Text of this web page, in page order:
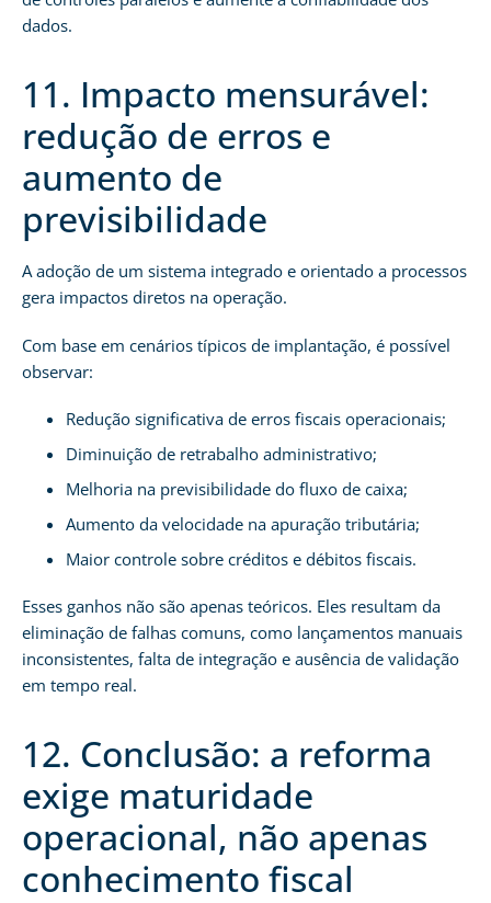
dados.
11. Impacto mensurável:
redução de erros e
aumento de
previsibilidade
A adoção de um sistema integrado e orientado a processos
gera impactos diretos na operação.
Com base em cenários típicos de implantação, é possível
observar:
Redução significativa de erros fiscais operacionais;
Diminuição de retrabalho administrativo;
Melhoria na previsibilidade do fluxo de caixa;
Aumento da velocidade na apuração tributária;
Maior controle sobre créditos e débitos fiscais.
Esses ganhos não são apenas teóricos. Eles resultam da
eliminação de falhas comuns, como lançamentos manuais
inconsistentes, falta de integração e ausência de validação
em tempo real.
12. Conclusão: a reforma
exige maturidade
operacional, não apenas
conhecimento fiscal